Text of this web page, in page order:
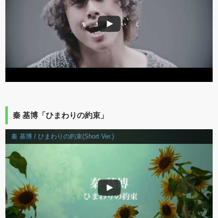
秦 基博「ひまわりの約束」
秦 基博 / ひまわりの約束(Short Ver.)